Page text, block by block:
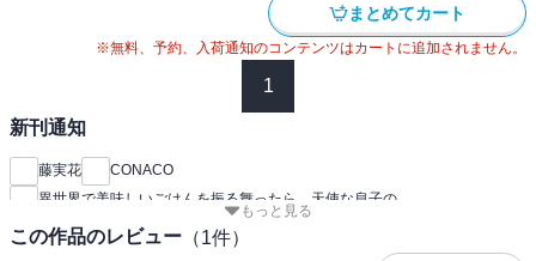
まとめてカート
※無料、予約、入荷通知のコンテンツはカートに追加されません。
1
新刊通知
藤実花
CONACO
異世界で美味しいごはんを振る舞ったら、天使な息子の
もっと見る
この作品のレビュー （1件）